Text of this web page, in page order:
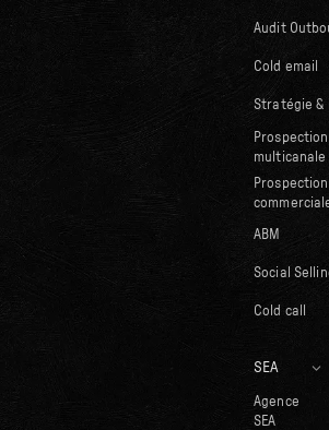
Audit
Cold email
Stratégie &
Prospection
multicanale
Prospection
ABM
Social
Cold call
SEA
Agence
SEA